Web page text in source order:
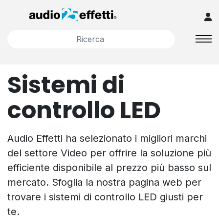
Sistemi di
controllo LED
Audio Effetti ha selezionato i migliori marchi
del settore Video per offrire la soluzione più
efficiente disponibile al prezzo più basso sul
mercato. Sfoglia la nostra pagina web per
trovare i sistemi di controllo LED giusti per
te.